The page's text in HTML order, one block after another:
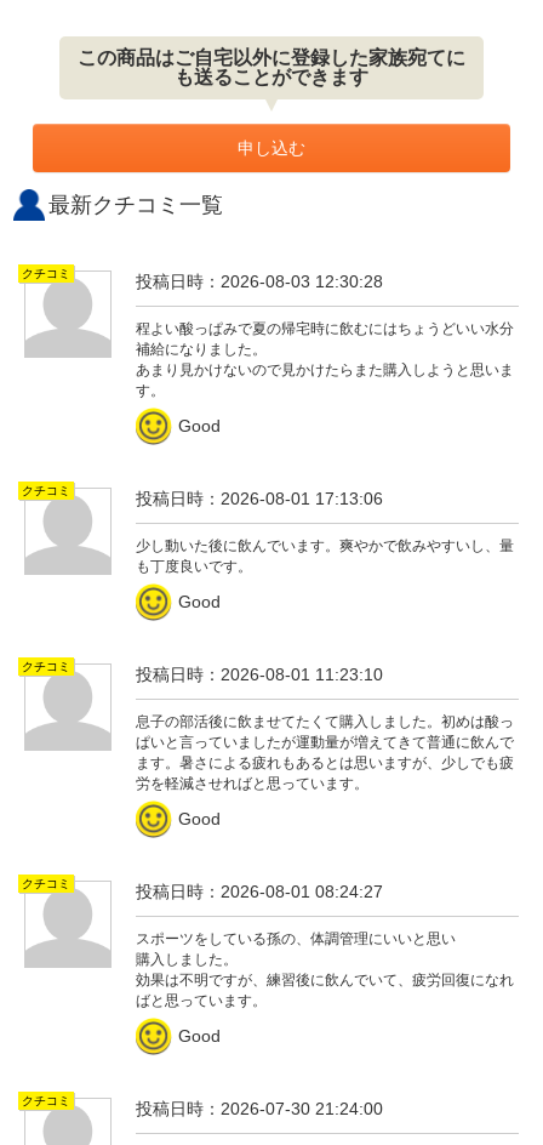
この商品はご自宅以外に登録した家族宛てに
も送ることができます
申し込む
最新クチコミ一覧
クチコミ 投稿日時：2026-08-03 12:30:28
程よい酸っぱみで夏の帰宅時に飲むにはちょうどいい水分
補給になりました。
あまり見かけないので見かけたらまた購入しようと思いま
す。
Good
クチコミ 投稿日時：2026-08-01 17:13:06
少し動いた後に飲んでいます。爽やかで飲みやすいし、量
も丁度良いです。
Good
クチコミ 投稿日時：2026-08-01 11:23:10
息子の部活後に飲ませてたくて購入しました。初めは酸っ
ぱいと言っていましたが運動量が増えてきて普通に飲んで
ます。暑さによる疲れもあるとは思いますが、少しでも疲
労を軽減させればと思っています。
Good
クチコミ 投稿日時：2026-08-01 08:24:27
スポーツをしている孫の、体調管理にいいと思い
購入しました。
効果は不明ですが、練習後に飲んでいて、疲労回復になれ
ばと思っています。
Good
クチコミ 投稿日時：2026-07-30 21:24:00